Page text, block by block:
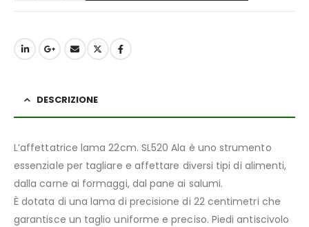
DESCRIZIONE
L’affettatrice lama 22cm. SL520 Ala è uno strumento
essenziale per tagliare e affettare diversi tipi di alimenti,
dalla carne ai formaggi, dal pane ai salumi.
È dotata di una lama di precisione di 22 centimetri che
garantisce un taglio uniforme e preciso. Piedi antiscivolo